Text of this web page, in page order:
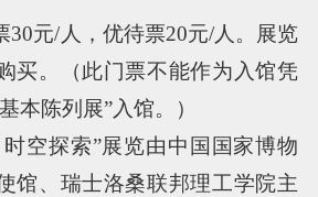
30元/人，优待票20元/人。展览
买。（此门票不能作为入馆凭
本陈列展”入馆。）
空探索”展览由中国国家博物
馆、瑞士洛桑联邦理工学院主